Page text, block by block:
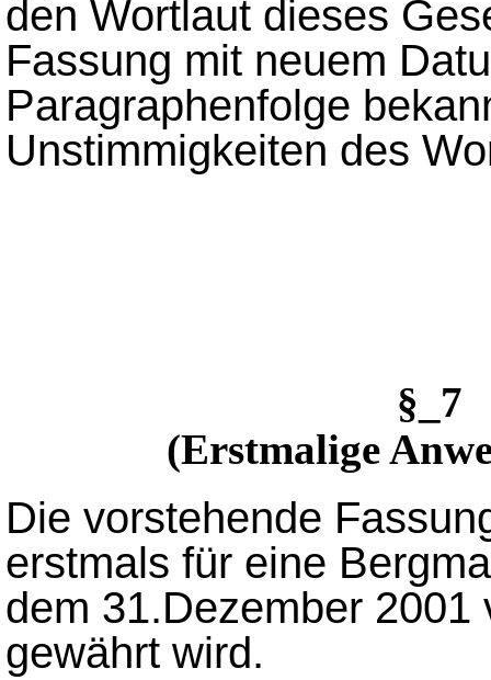
den Wortlaut dieses
Fassung mit neuem
Paragraphenfolge
Unstimmigkeiten des
§_7
(Erstmalige
Die vorstehende
erstmals für eine
dem 31.Dezember
gewährt wird.